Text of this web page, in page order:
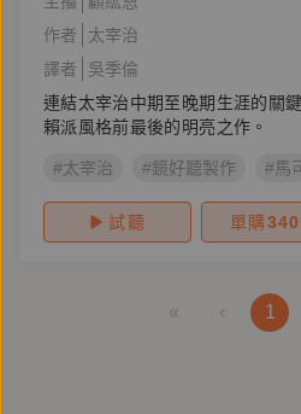
作者
太宰治
譯者
吳季倫
連結太宰治中期至晚期生涯的關
賴派風格前最後的明亮之作。
#太宰治 #鏡好聽製作 #馬
試聽 單購340
« ‹ 1